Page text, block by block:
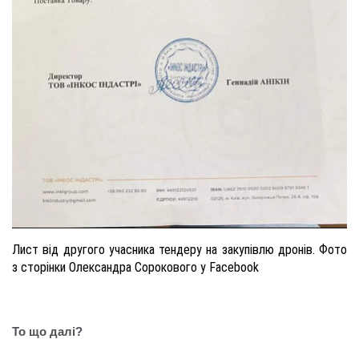
Лист від другого учасника тендеру на закупівлю дронів. Фото
з сторінки Олександра Сорокового у Facebook
То що далі?